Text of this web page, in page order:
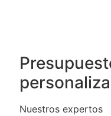
Nuestros expertos